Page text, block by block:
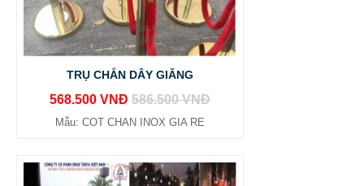
TRỤ CHẮN DÂY GIĂNG
568.500 VNĐ 586.500 VNĐ
Mẫu: COT CHAN INOX GIA RE